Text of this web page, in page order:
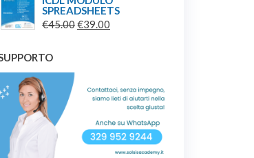
SPREADSHEETS
€45.00IL
€45.00.
€39.00
€39.00.